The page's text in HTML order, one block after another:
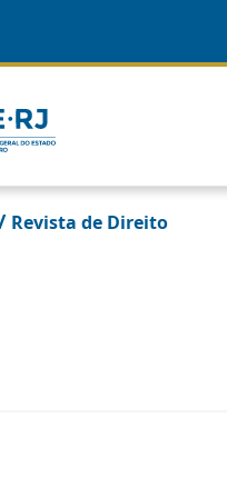
Revista de Direito